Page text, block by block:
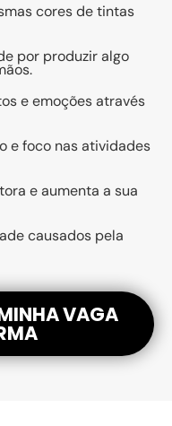
cores de tintas
por produzir algo
e emoções através
e foco nas atividades
e aumenta a sua
causados pela
VAGA